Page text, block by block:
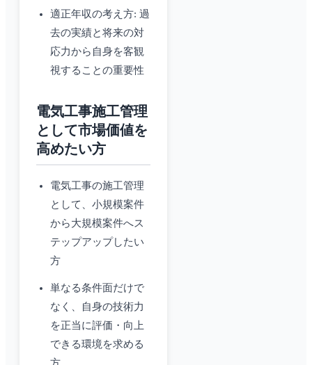
適正年収の考え方: 過
去の実績と将来の対
応力から自身を客観
視することの重要性
電気工事施工管理
として市場価値を
高めたい方
電気工事の施工管理
として、小規模案件
から大規模案件へス
テップアップしたい
方
単なる条件面だけで
なく、自身の技術力
を正当に評価・向上
できる環境を求める